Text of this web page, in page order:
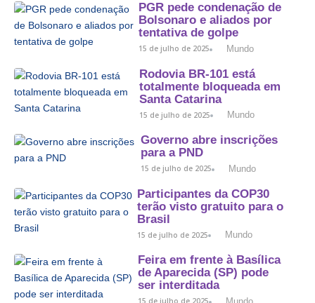
PGR pede condenação de
Bolsonaro e aliados por
tentativa de golpe
15 de julho de 2025 Mundo
Rodovia BR-101 está
totalmente bloqueada em
Santa Catarina
15 de julho de 2025 Mundo
Governo abre inscrições
para a PND
15 de julho de 2025 Mundo
Participantes da COP30
terão visto gratuito para o
Brasil
15 de julho de 2025 Mundo
Feira em frente à Basílica
de Aparecida (SP) pode
ser interditada